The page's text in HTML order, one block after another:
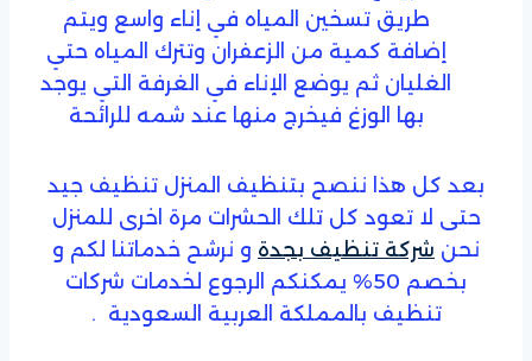
طريق تسخين المياه في إناء واسع ويتم
إضافة كمية من الزعفران وتترك المياه حتي
الغليان ثم يوضع الإناء في الغرفة التي يوجد
بها الوزغ فيخرج منها عند شمه للرائحة
بعد كل هذا ننصح بتنظيف المنزل تنظيف جيد
حتى لا تعود كل تلك الحشرات مرة اخرى للمنزل
نحن شركة تنظيف بجدة و نرشح خدماتنا لكم و
بخصم 50% يمكنكم الرجوع لخدمات شركات
تنظيف بالمملكة العربية السعودية .